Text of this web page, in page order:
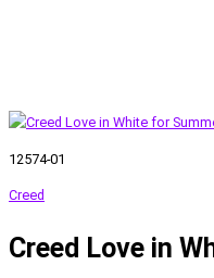
12574-01
Creed
Creed Love in